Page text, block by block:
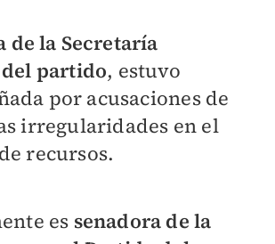
de la Secretaría
partido, estuvo
por acusaciones de
irregularidades en el
recursos.
es senadora de la